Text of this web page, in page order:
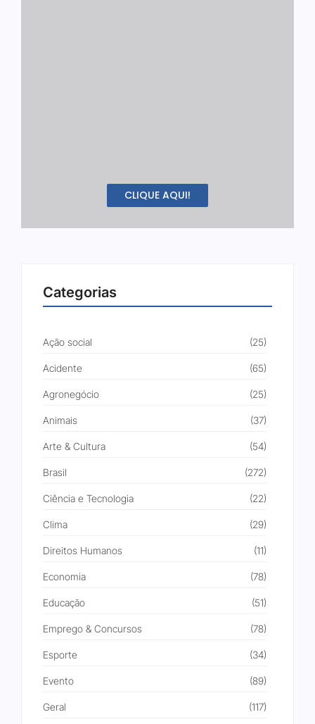
CLIQUE AQUI!
Categorias
Ação social (25)
Acidente (65)
Agronegócio (25)
Animais (37)
Arte & Cultura (54)
Brasil (272)
Ciência e Tecnologia (22)
Clima (29)
Direitos Humanos (11)
Economia (78)
Educação (51)
Emprego & Concursos (78)
Esporte (34)
Evento (89)
Geral (117)